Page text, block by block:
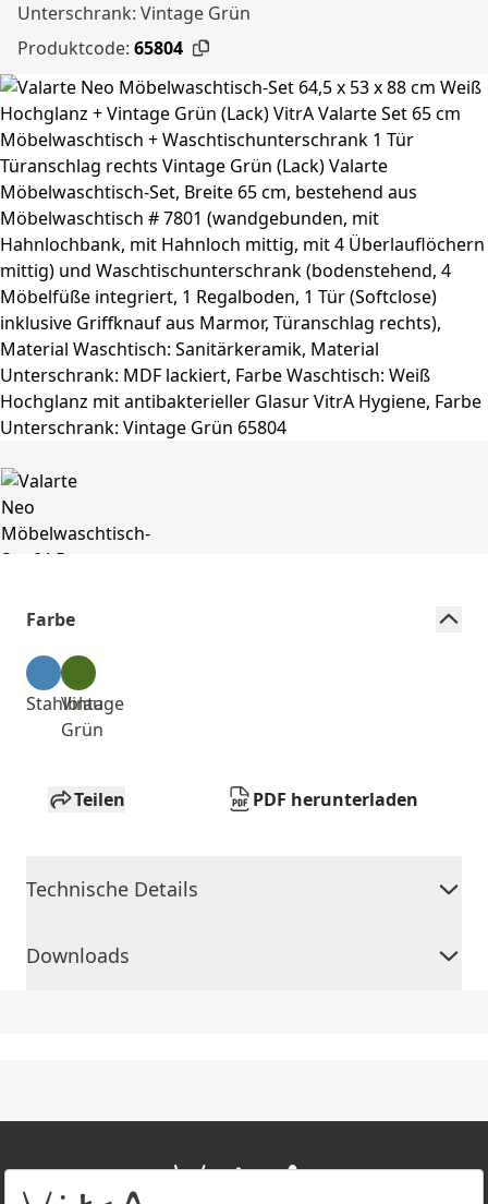
Unterschrank: Vintage Grün
Produktcode: 65804
Farbe
Stahlblau
Vintage
Grün
Teilen PDF herunterladen
Technische Details
Downloads